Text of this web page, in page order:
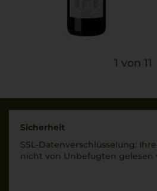
1 von 11
Sicherheit
SSL-Daten­verschlüs­selung:
nicht von Unbe­fugten gelesen